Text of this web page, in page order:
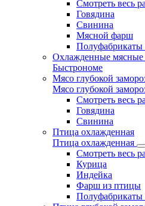
Смотреть весь
Говядина
Свинина
Мясной фарш
Охлажденные мясные
Быстрономе
Мясо глубокой
Мясо глубокой
Смотреть весь
Говядина
Свинина
Птица охлажденная
Птица охлажденная
Смотреть весь
Курица
Индейка
Фарш из птицы
Полуфабрикаты